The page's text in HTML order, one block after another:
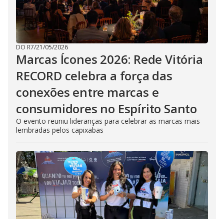
DO R7/21/05/2026
Marcas Ícones 2026: Rede Vitória
RECORD celebra a força das
conexões entre marcas e
consumidores no Espírito Santo
O evento reuniu lideranças para celebrar as marcas mais
lembradas pelos capixabas